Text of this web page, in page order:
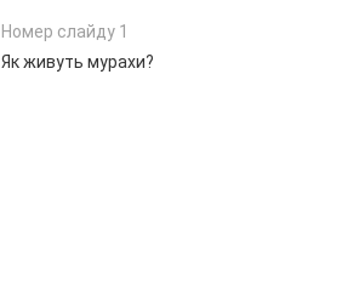
Номер слайду 1
Як живуть мурахи?